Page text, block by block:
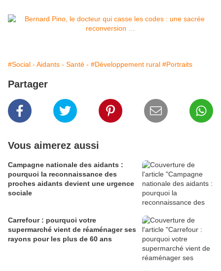
#Social - Aidants - Santé - #Développement rural #Portraits
Partager
Vous aimerez aussi
Campagne nationale des aidants :
pourquoi la reconnaissance des
proches aidants devient une urgence
sociale
Carrefour : pourquoi votre
supermarché vient de réaménager ses
rayons pour les plus de 60 ans